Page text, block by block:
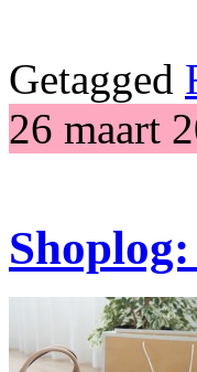
Getagged
26 maart